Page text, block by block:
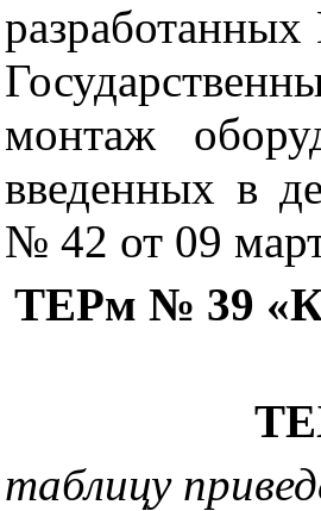
монтаж
введенных в
№ 42 от 09
ТЕРм № 39
таблицу